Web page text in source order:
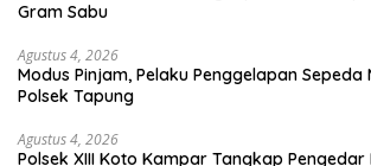
Gram Sabu
Agustus 4, 2026
Modus Pinjam, Pelaku Penggelapan
Polsek Tapung
Agustus 4, 2026
Polsek XIII Koto Kampar Tangkap